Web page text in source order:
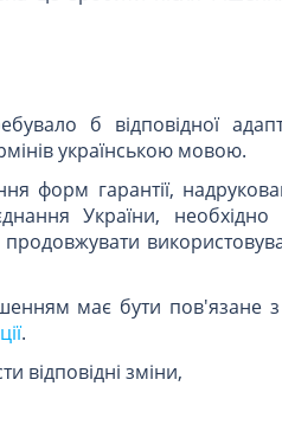
б відповідної
українською мовою.
форм гарантії,
України, необхідно
має бути пов'язане з
.
відповідні зміни,